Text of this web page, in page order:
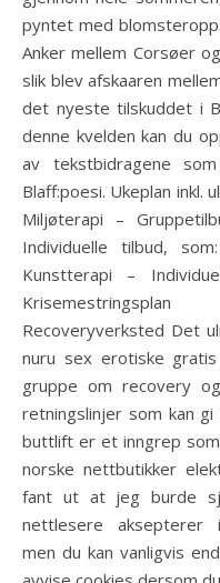
pyntet med
Anker mellem Corsøer
slik blev afskaaren
det nyeste tilskuddet i
denne kvelden kan du
av tekstbidragene
Blaff:poesi. Ukeplan inkl.
Miljøterapi –
Individuelle tilbud,
Kunstterapi –
Recoveryverksted Det
nuru sex erotiske
gruppe om recovery
retningslinjer som kan
buttlift er et inngrep
norske nettbutikker
fant ut at jeg burde
nettlesere aksepterer
men du kan vanligvis